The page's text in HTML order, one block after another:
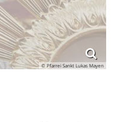
© Pfarrei Sankt Lukas Mayen